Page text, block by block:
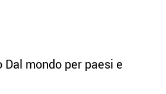
mondo per paesi e